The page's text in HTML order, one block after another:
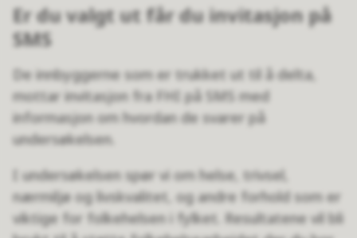
Er du valgt ut får du invitasjon på
SMS
De innbyggerne som er trukket ut til å delta,
mottar invitasjon fra FHI på SMS med
informasjon om hvordan de svarer på
undersøkelsen.
I undersøkelsen spør vi om helse, trivsel,
nærmiljø og livskvalitet, og andre forhold som er
viktige for folkehelsen i fylket. Resultatene vil bli